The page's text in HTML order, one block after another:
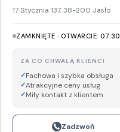
17 Stycznia 137, 38-200 Jasło
ZAMKNIĘTE · OTWARCIE: 07:30
ZA CO CHWALĄ KLIENCI
Fachowa i szybka obsługa
Atrakcyjne ceny usług
Miły kontakt z klientem
Zadzwoń